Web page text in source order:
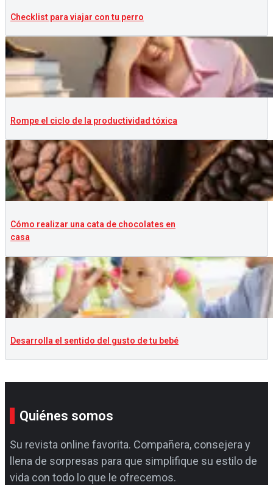
Checklist para viajar con tu perro
Rompe el ciclo de la productividad tóxica
Cómo realizar una cata de chocolates en
casa
Desarrolla el sentido del gusto de tu bebé
Quiénes somos
Su revista online favorita. Compañera, consejera y
llena de sorpresas para que simplifique su estilo de
vida con todo lo que le ofrecemos.